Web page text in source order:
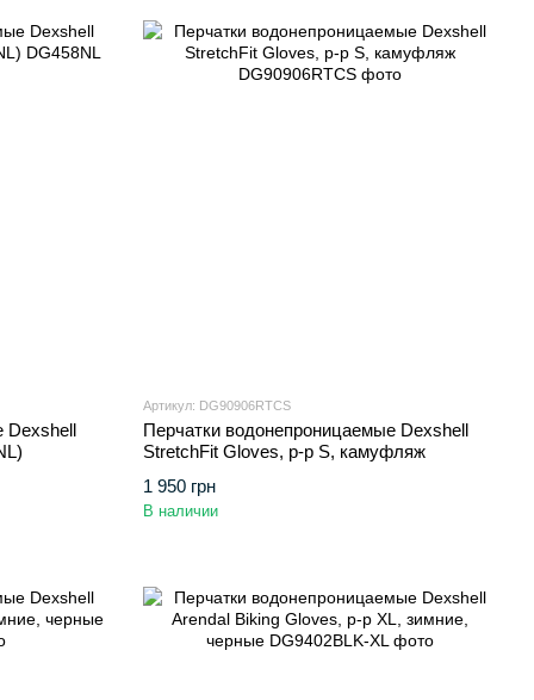
Dexshell
Артикул: DG90906RTCS
Перчатки водонепроницаемые Dexshell
StretchFit Gloves, p-p S, камуфляж
1 950 грн
В наличии